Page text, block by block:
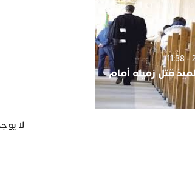
قتل زميله أمام
لا